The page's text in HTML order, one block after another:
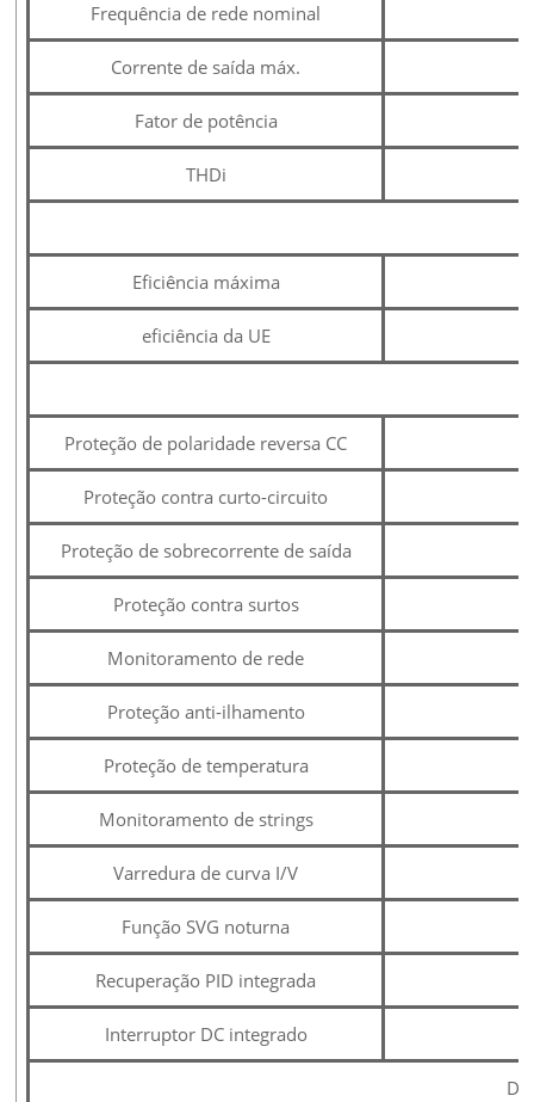
Frequência de rede nominal
Corrente de saída máx.
Fator de potência
THDi
Eficiência máxima
eficiência da UE
Proteção de polaridade reversa CC
Proteção contra curto-circuito
Proteção de sobrecorrente de saída
Proteção contra surtos
Monitoramento de rede
Proteção anti-ilhamento
Proteção de temperatura
Monitoramento de strings
Varredura de curva I/V
Função SVG noturna
Recuperação PID integrada
Interruptor DC integrado